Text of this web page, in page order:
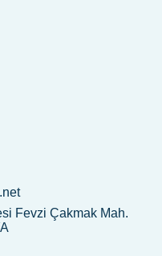
Fevzi Çakmak Mah.